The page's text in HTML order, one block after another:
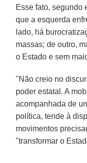
Esse fato, segundo
que a esquerda
lado, há
massas; de outro,
o Estado e sem
"Não creio no
poder estatal. A
acompanhada de
política, tende à
movimentos
"transformar o